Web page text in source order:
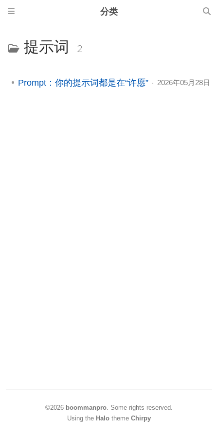
分类
提示词 2
Prompt：你的提示词都是在“许愿” 2026年05月28日
©2026 boommanpro Some rights reserved.
Using the Halo theme Chirpy